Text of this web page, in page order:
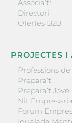
Associa’t!
Directori
Ofertes B2B
PROJECTES I
Professions
Prepara’t
Prepara’t Jove
Nit
Forum